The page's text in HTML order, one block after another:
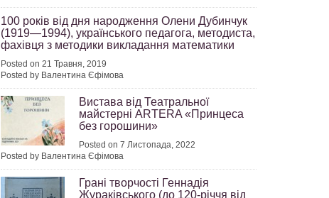
100 років від дня народження Олени Дубинчук
(1919—1994), українського педагога, методиста,
фахівця з методики викладання математики
Posted on 21 Травня, 2019
Posted by Валентина Єфімова
Вистава від Театральної
майстерні ARTERA «Принцеса
без горошини»
Posted on 7 Листопада, 2022
Posted by Валентина Єфімова
Грані творчості Геннадія
Жураківського (до 120-річчя від